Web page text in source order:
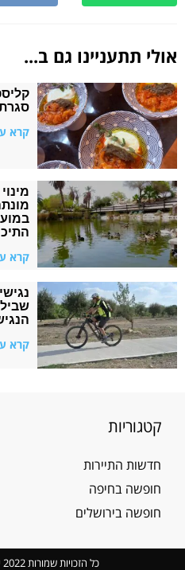
אולי תתעניינו גם ב...
קרא
קרא
קרא
קטגוריות
חדשות התיירות
חופשה בחיפה
חופשה בירושלים
כל הזכויות שמורות 2022 ישראלינג Israeling